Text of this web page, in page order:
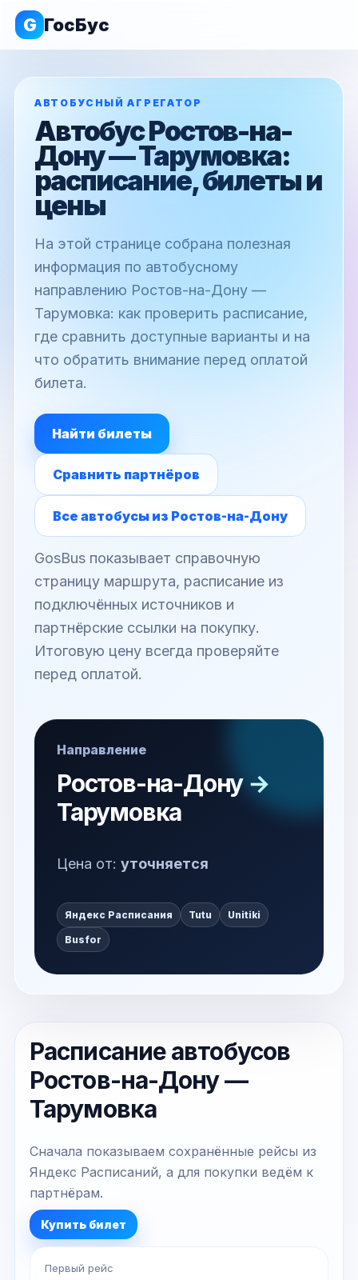
G ГосБус
АВТОБУСНЫЙ АГРЕГАТОР
Автобус Ростов-на-
Дону — Тарумовка:
расписание, билеты и
цены
На этой странице собрана полезная
информация по автобусному
направлению Ростов-на-Дону —
Тарумовка: как проверить расписание,
где сравнить доступные варианты и на
что обратить внимание перед оплатой
билета.
Найти билеты
Сравнить партнёров
Все автобусы из Ростов-на-Дону
GosBus показывает справочную
страницу маршрута, расписание из
подключённых источников и
партнёрские ссылки на покупку.
Итоговую цену всегда проверяйте
перед оплатой.
Направление
Ростов-на-Дону →
Тарумовка
Цена от: уточняется
Яндекс Расписания Tutu Unitiki
Busfor
Расписание автобусов
Ростов-на-Дону —
Тарумовка
Сначала показываем сохранённые рейсы из
Яндекс Расписаний, а для покупки ведём к
партнёрам.
Купить билет
Первый рейс